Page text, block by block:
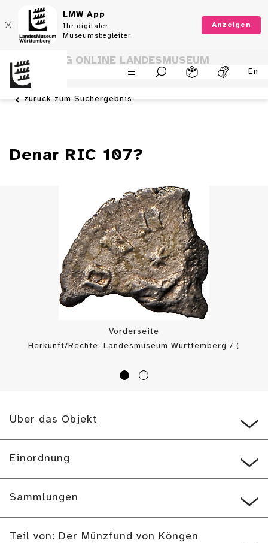
LMW App
Ihr digitaler
Museumsbegleiter
Anzeigen
En
SAMMLUNG ONLINE LANDESMUSEUM
WÜRTTEMBERG
zurück zum Suchergebnis
Denar RIC 107?
Vorderseite
Herkunft/Rechte: Landesmuseum Württemberg / (
Über das Objekt
Einordnung
Sammlungen
Teil von: Der Münzfund von Köngen